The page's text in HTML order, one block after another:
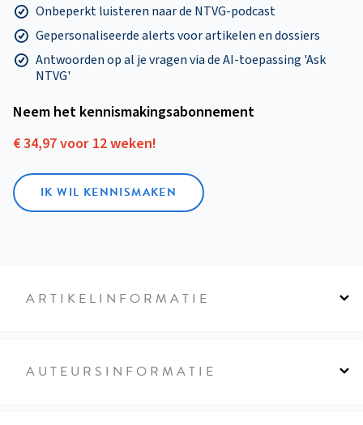
Onbeperkt luisteren naar de NTVG-podcast
Gepersonaliseerde alerts voor artikelen en dossiers
Antwoorden op al je vragen via de AI-toepassing 'Ask
NTVG'
Neem het kennismakings­abonnement
€ 34,97 voor 12 weken!
IK WIL KENNISMAKEN
ARTIKELINFORMATIE
AUTEURSINFORMATIE